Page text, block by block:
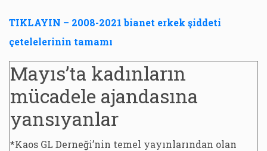
TIKLAYIN – 2008-2021 bianet erkek şiddeti
çetelelerinin tamamı
Mayıs’ta kadınların
mücadele ajandasına
yansıyanlar
*Kaos GL Derneği’nin temel yayınlarından olan